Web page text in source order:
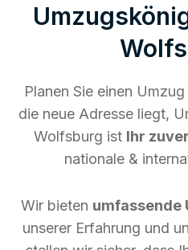
Planen Sie einen
die neue Adresse liegt,
Wolfsburg ist Ihr
nationale &
Wir bieten umfassende
unserer Erfahrung und